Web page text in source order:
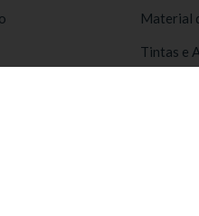
Material
Tintas e